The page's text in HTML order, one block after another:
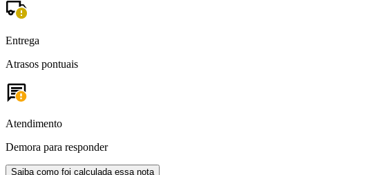
Entrega
Atrasos pontuais
Atendimento
Demora para responder
Saiba como foi calculada essa nota